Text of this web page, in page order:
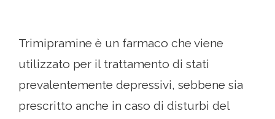
Trimipramine è un farmaco che viene
utilizzato per il trattamento di stati
prevalentemente depressivi, sebbene sia
prescritto anche in caso di disturbi del